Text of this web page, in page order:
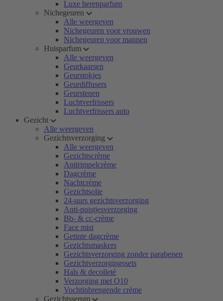
Luxe herenparfum
Nichegeuren
Alle weergeven
Nichegeuren voor vrouwen
Nichegeuren voor mannen
Huisparfum
Alle weergeven
Geurkaarsen
Geurstokjes
Geurdiffusers
Geurstenen
Luchtverfrissers
Luchtverfrissers auto
Gezicht
Alle weergeven
Gezichtsverzorging
Alle weergeven
Gezichtscrème
Antirimpelcrème
Dagcrème
Nachtcrème
Gezichtsolie
24-uurs gezichtsverzorging
Anti-puistjesverzorging
Bb- & cc-crème
Face mist
Getinte dagcrème
Gezichtsmaskers
Gezichtsverzorging zonder parabenen
Gezichtverzorgingssets
Hals & decolleté
Verzorging met Q10
Vochtinbrengende crème
Gezichtsserum